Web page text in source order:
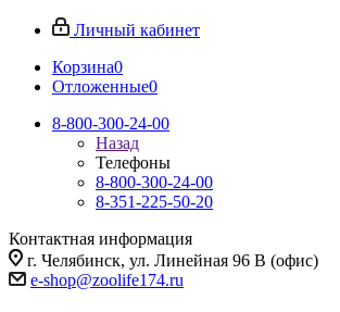
Личный кабинет
Корзина0
Отложенные0
8-800-300-24-00
Назад
Телефоны
8-800-300-24-00
8-351-225-50-20
Контактная информация
г. Челябинск, ул. Линейная 96 В (офис)
e-shop@zoolife174.ru